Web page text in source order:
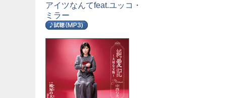
アイツなんてfeat.ユッコ・
ミラー